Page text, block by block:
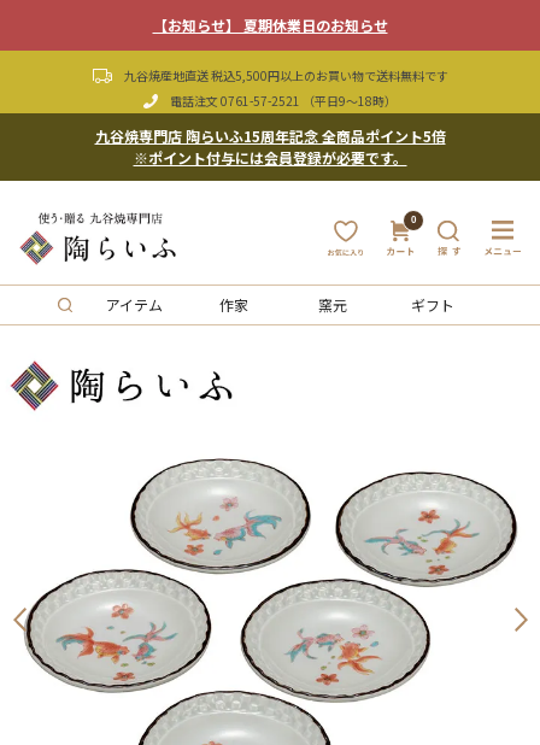
【お知らせ】 夏期休業日のお知らせ
九谷焼産地直送 税込5,500円以上のお買い物で送料無料です
電話注文 0761-57-2521 （平日9〜18時）
九谷焼専門店 陶らいふ15周年記念 全商品ポイント5倍
※ポイント付与には会員登録が必要です。
0
アイテム 作家 窯元 ギフト